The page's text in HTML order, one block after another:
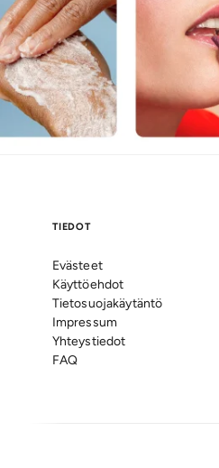
TIEDOT
Evästeet
Käyttöehdot
Tietosuojakäytäntö
Impressum
Yhteystiedot
FAQ